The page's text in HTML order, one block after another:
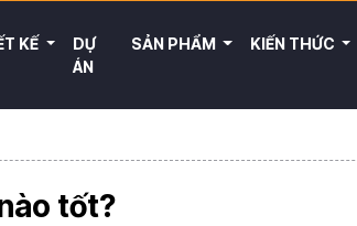
KẾ
DỰ
ÁN
SẢN PHẨM KIẾN THỨC
tốt?